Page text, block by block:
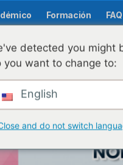
Formación FAQ
detected you might
you want to change to:
English
and do not switch